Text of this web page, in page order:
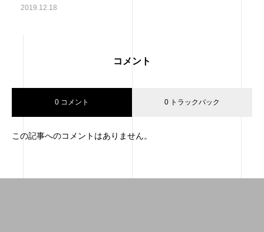
2019.12.18
コメント
0 コメント 0 トラックバック
この記事へのコメントはありません。